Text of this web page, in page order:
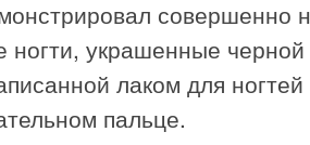
совершенно
ногти, украшенные черной
лаком для
пальце.